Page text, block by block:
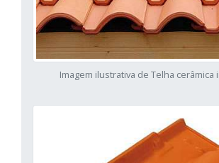
Imagem ilustrativa de Telha cerâmica